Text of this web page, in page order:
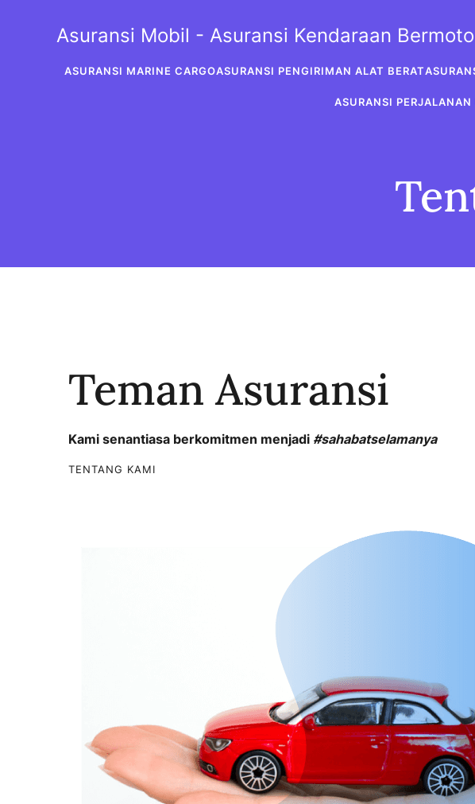
Asuransi Mobil - Asuransi Kendaraan
ASURANSI MARINE CARGOASURANSI PENGIRIMAN ALAT BERAT
ASURANSI PERJALANAN
Teman Asuransi
Kami senantiasa berkomitmen menjadi #sahabatselamanya
TENTANG KAMI